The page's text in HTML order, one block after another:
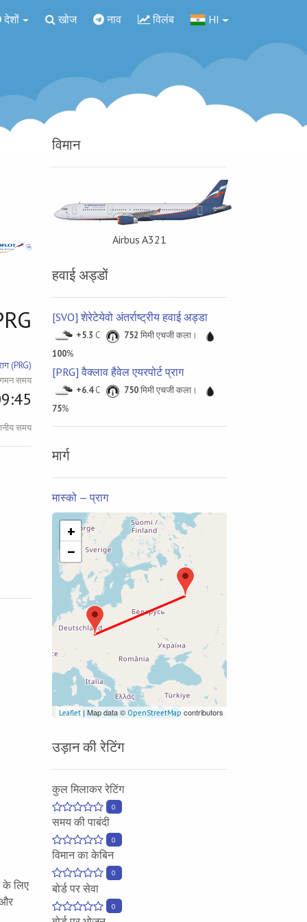
देशों खोज नाव विलंब HI
(PRG)
समय
समय
के लिए
विमान
Airbus A321
हवाई अड्डों
[SVO] शेरेटेयेवो अंतर्राष्ट्रीय हवाई अड्डा
+5.3 C 752 मिमी एचजी कला।
100%
[PRG] वैक्लाव हैवेल एयरपोर्ट प्राग
+6.4C 750मिमी एचजी कला।
75%
मार्ग
मास्को — प्राग
+
−
Leaflet | Map data © OpenStreetMap contributors
उड़ान की रेटिंग
कुल मिलाकर रेटिंग
0
समय की पाबंदी
0
विमान का केबिन
0
बोर्ड पर सेवा
0